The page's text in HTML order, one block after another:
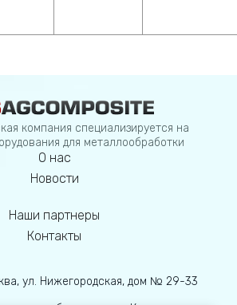
компания специализируется на
для металлообработки
О нас
Новости
Наши партнеры
Контакты
ул. Нижегородская, дом № 29-33